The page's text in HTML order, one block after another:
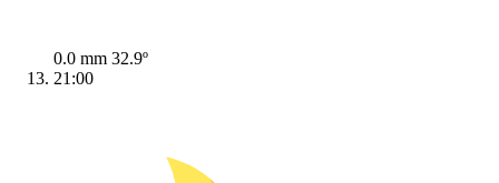
0.0 mm 32.9º
21:00